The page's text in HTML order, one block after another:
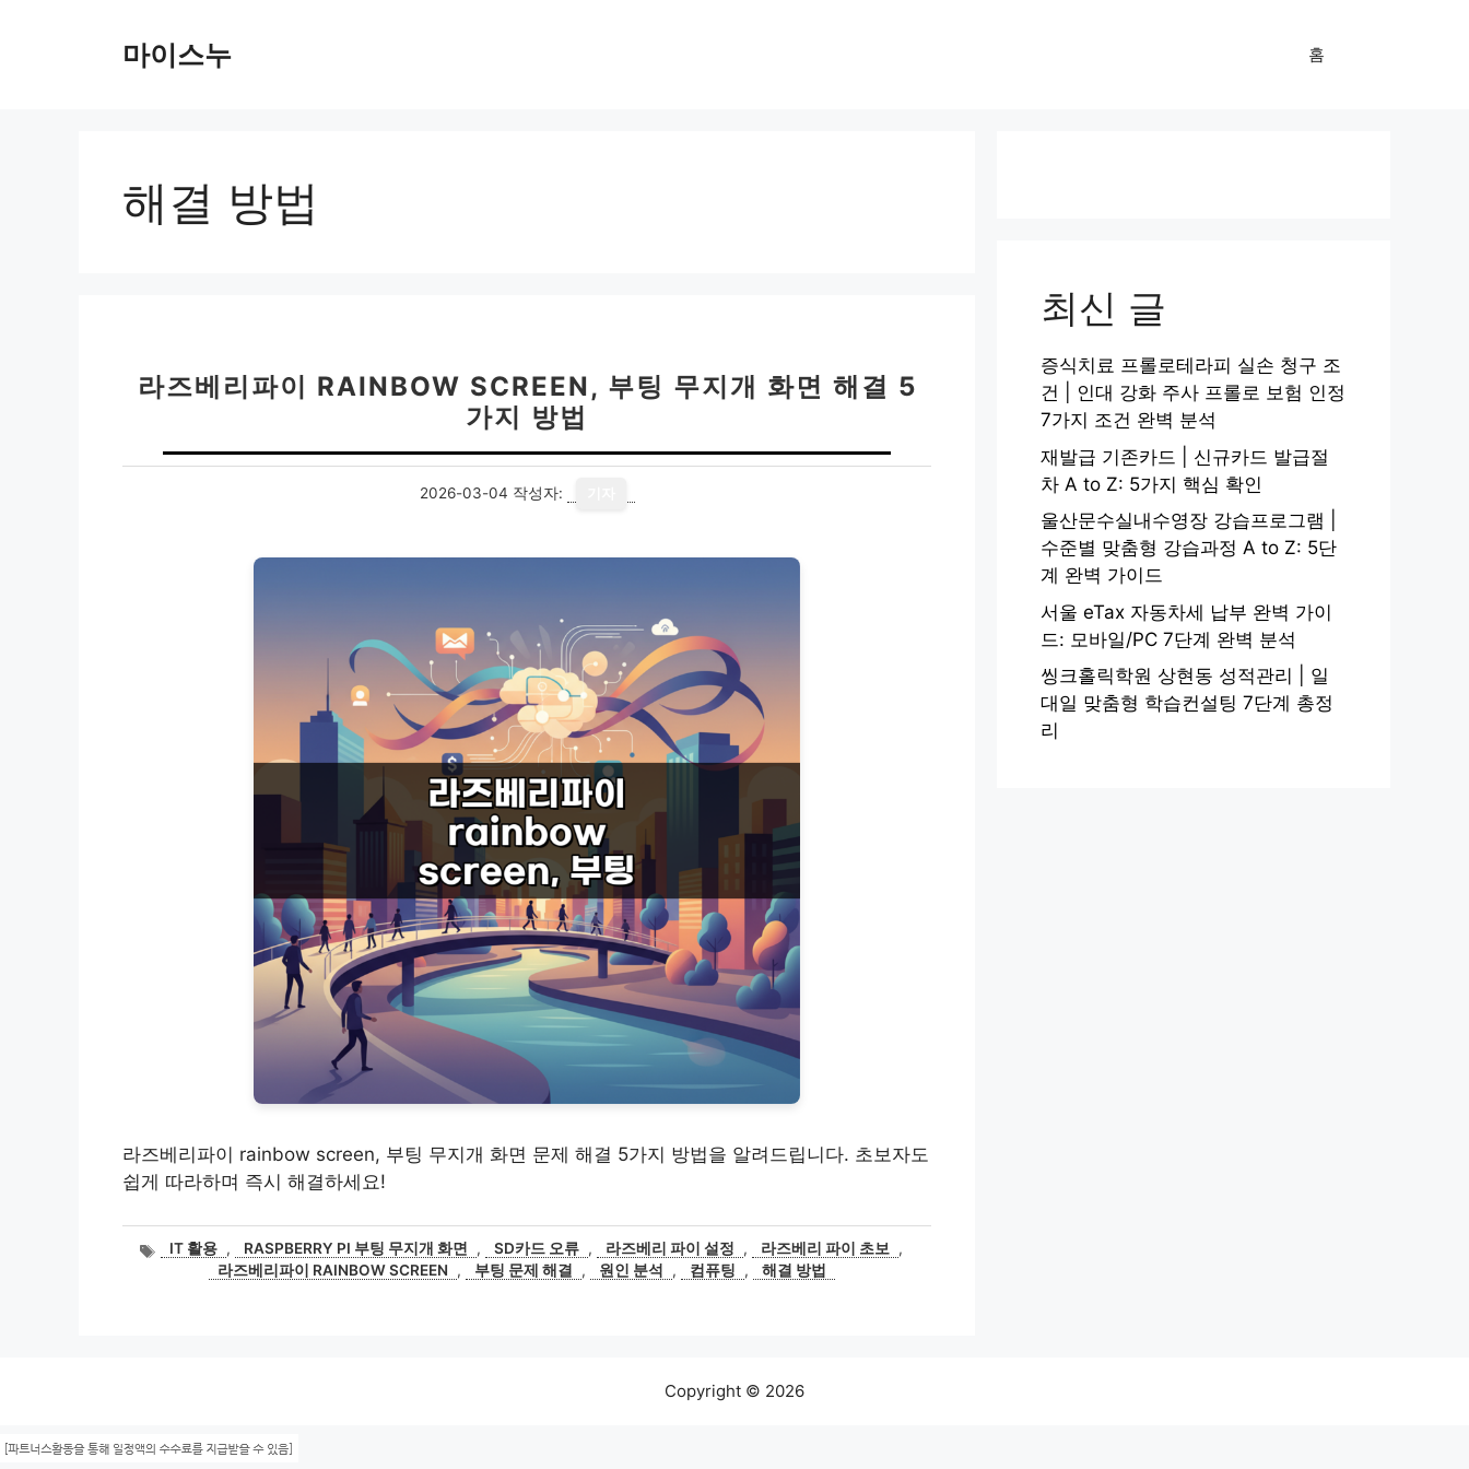
마이스누 홈
해결 방법
라즈베리파이 RAINBOW SCREEN, 부팅 무지개 화면 해결 5
가지 방법
2026-03-04 작성자:
라즈베리파이 rainbow screen, 부팅 무지개 화면 문제 해결 5가지 방법을 알려드립니다. 초보자도
쉽게 따라하며 즉시 해결하세요!
태IT 활용 , RASPBERRY PI 부팅 무지개 화면 , SD카드 오류 , 라즈베리 파이 설정 , 라즈베리 파이 초보
,
라즈베리파이 RAINBOW SCREEN
, 부팅 문제 해결 , 원인 분석 , 컴퓨팅 , 해결 방법
최신 글
증식치료 프롤로테라피 실손 청구 조
건 | 인대 강화 주사 프롤로 보험 인정
7가지 조건 완벽 분석
재발급 기존카드 | 신규카드 발급절
차 A to Z: 5가지 핵심 확인
울산문수실내수영장 강습프로그램 |
수준별 맞춤형 강습과정 A to Z: 5단
계 완벽 가이드
서울 eTax 자동차세 납부 완벽 가이
드: 모바일/PC 7단계 완벽 분석
씽크홀릭학원 상현동 성적관리 | 일
대일 맞춤형 학습컨설팅 7단계 총정
리
Copyright © 2026